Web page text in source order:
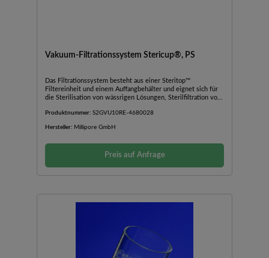
Vakuum-Filtrationssystem Stericup®, PS
Das Filtrationssystem besteht aus einer Steritop™
Filtereinheit und einem Auffangbehälter und eignet sich für
die Sterilisation von wässrigen Lösungen, Sterilfiltration von
Produktnummer: S2GVU10RE-4680028
Hersteller: Millipore GmbH
Preis auf Anfrage